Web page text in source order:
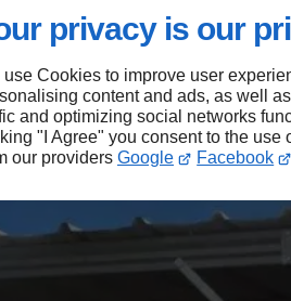
privacy is our
use Cookies to improve user
content and ads, as well
and optimizing social networks
"I Agree" you consent to the use
our providers Google Facebook